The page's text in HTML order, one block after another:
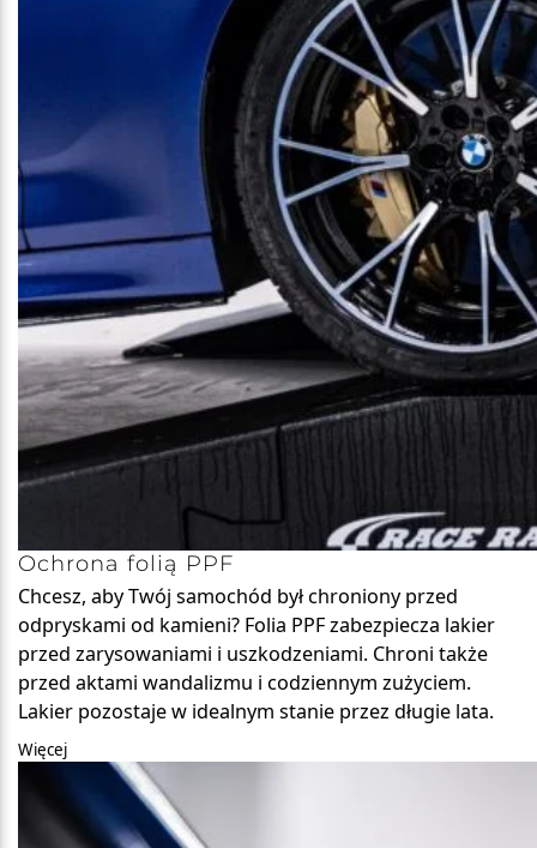
Ochrona folią PPF
Chcesz, aby Twój samochód był chroniony przed
odpryskami od kamieni? Folia PPF zabezpiecza lakier
przed zarysowaniami i uszkodzeniami. Chroni także
przed aktami wandalizmu i codziennym zużyciem.
Lakier pozostaje w idealnym stanie przez długie lata.
Więcej